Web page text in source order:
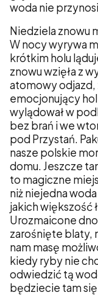
woda nie
Niedziela znowu
W nocy wyrywa
krótkim holu
znowu wzięła z
atomowy odjazd,
emocjonujący
wylądował w
bez brań i we
pod Przystań.
nasze polskie
domu. Jeszcze
to magiczne
niż niejedna
jakich większość
Urozmaicone
zarośnięte blaty,
nam masę
kiedy ryby nie
odwiedzić tą
będziecie tam